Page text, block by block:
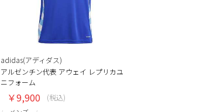
adidas(アディダス)
アルゼンチン代表 アウェイ レプリカユ
ニフォーム
￥9,900 (税込)